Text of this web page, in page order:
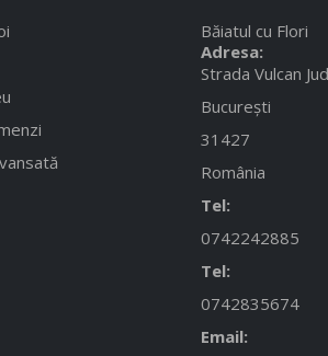
Băiatul cu Flori
Adresa:
Strada Vulcan
București
31427
România
Tel:
0742242885
Tel:
0742835674
Email: